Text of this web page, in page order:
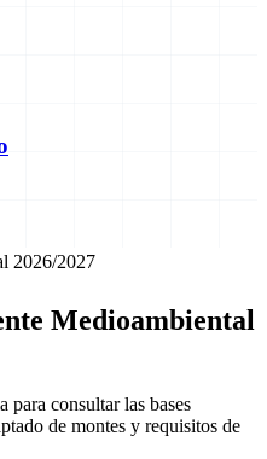
2026/2027
Medioambiental
consultar las bases
de montes y requisitos de